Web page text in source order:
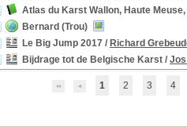
Atlas du Karst Wallon, Haute
Bernard (Trou)
Le Big Jump 2017 / Richard
Bijdrage tot de Belgische Karst /
1 2 3 4